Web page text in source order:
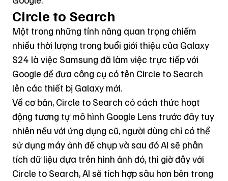
Circle to Search
Một trong những tính năng quan trọng chiếm
nhiều thời lượng trong buổi giới thiệu của Galaxy
S24 là việc Samsung đã làm việc trực tiếp với
Google để đưa công cụ có tên Circle to Search
lên các thiết bị Galaxy mới.
Về cơ bản, Circle to Search có cách thức hoạt
động tương tự mô hình Google Lens trước đây tuy
nhiên nếu với ứng dụng cũ, người dùng chỉ có thể
sử dụng máy ảnh để chụp và sau đó AI sẽ phân
tích dữ liệu dựa trên hình ảnh đó, thì giờ đây với
Circle to Search, AI sẽ tích hợp sâu hơn bên trong